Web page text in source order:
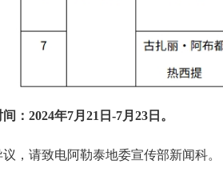
：2024年7月21日-7月23日。
请致电阿勒泰地委宣传部新闻科。